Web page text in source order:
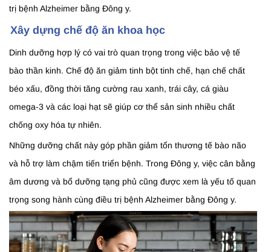
trị bệnh Alzheimer bằng Đông y.
Xây dựng chế độ ăn khoa học
Dinh dưỡng hợp lý có vai trò quan trọng trong việc bảo vệ tế
bào thần kinh. Chế độ ăn giảm tinh bột tinh chế, hạn chế chất
béo xấu, đồng thời tăng cường rau xanh, trái cây, cá giàu
omega-3 và các loại hạt sẽ giúp cơ thể sản sinh nhiều chất
chống oxy hóa tự nhiên.
Những dưỡng chất này góp phần giảm tổn thương tế bào não
và hỗ trợ làm chậm tiến triển bệnh. Trong Đông y, việc cân bằng
âm dương và bổ dưỡng tạng phủ cũng được xem là yếu tố quan
trọng song hành cùng điều trị bệnh Alzheimer bằng Đông y.